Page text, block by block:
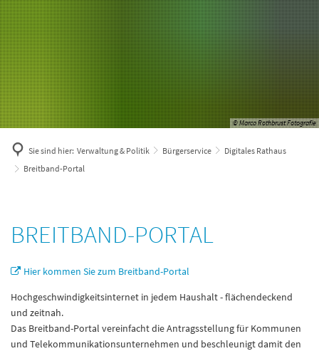
© Marco Rothbrust Fotografie
Sie sind hier: Verwaltung & Politik Bürgerservice
Digitales Rathaus
Breitband-Portal
Breitband-
BREITBAND-PORTAL
Hier kommen Sie zum Breitband-Portal
Hochgeschwindigkeitsinternet in jedem Haushalt - flächendeckend
und zeitnah.
Das Breitband-Portal vereinfacht die Antragsstellung für Kommunen
und Telekommunikationsunternehmen und beschleunigt damit den